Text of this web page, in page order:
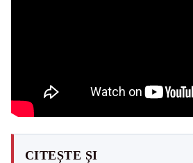
CITEȘTE ȘI